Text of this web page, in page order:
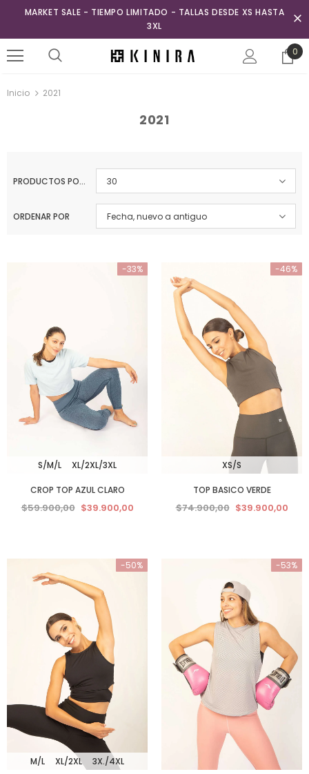
MARKET SALE - TIEMPO LIMITADO - TALLAS DESDE XS HASTA
3XL
0
Inicio 2021
2021
PRODUCTOS POR PÁGINA 30
ORDENAR POR Fecha, nuevo a antiguo
-33%
S/M/L XL/2XL/3XL
CROP TOP AZUL CLARO
$59.900,00 $39.900,00
-46%
XS/S
TOP BASICO VERDE
$74.900,00 $39.900,00
-50%
M/L XL/2XL 3X./4XL
-53%